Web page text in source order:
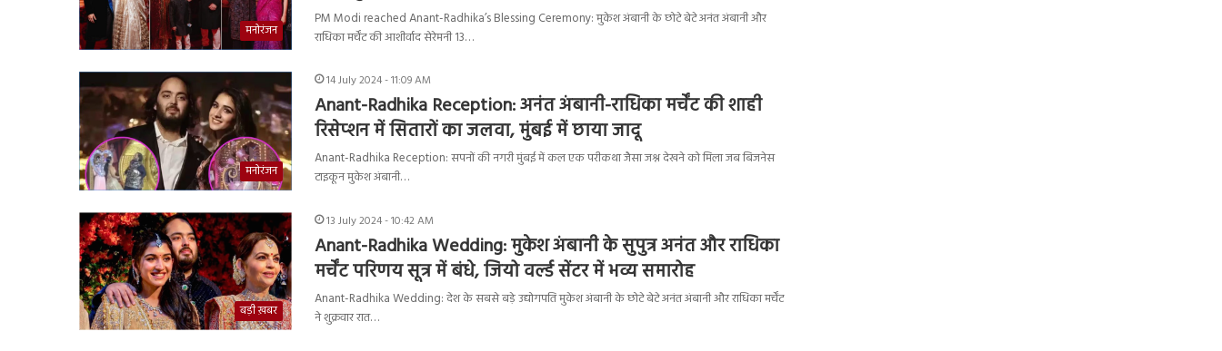
मनोरंजन
PM Modi reached Anant-Radhika’s Blessing Ceremony: मुकेश अंबानी के छोटे बेटे अनंत अंबानी और
राधिका मर्चेंट की आशीर्वाद सेरेमनी 13…
मनोरंजन
14 July 2024 - 11:09 AM
Anant-Radhika Reception: अनंत अंबानी-राधिका मर्चेंट की शाही
रिसेप्शन में सितारों का जलवा, मुंबई में छाया जादू
Anant-Radhika Reception: सपनों की नगरी मुंबई में कल एक परीकथा जैसा जश्न देखने को मिला जब बिजनेस
टाइकून मुकेश अंबानी…
बड़ी ख़बर
13 July 2024 - 10:42 AM
Anant-Radhika Wedding: मुकेश अंबानी के सुपुत्र अनंत और राधिका
मर्चेंट परिणय सूत्र में बंधे, जियो वर्ल्ड सेंटर में भव्य समारोह
Anant-Radhika Wedding: देश के सबसे बड़े उद्योगपति मुकेश अंबानी के छोटे बेटे अनंत अंबानी और राधिका मर्चेंट
ने शुक्रवार रात…